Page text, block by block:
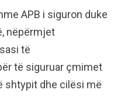
APB i siguron duke
nëpërmjet
të
të siguruar çmimet
shtypit dhe cilësi më